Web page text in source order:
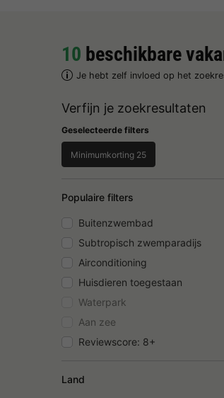
10 beschikbare
Je hebt zelf invloed op het
Verfijn je zoekresultaten
Geselecteerde filters
Minimumkorting 25
Populaire filters
Buitenzwembad
Subtropisch zwemparadijs
Airconditioning
Huisdieren toegestaan
Waterpark
Aan zee
Reviewscore: 8+
Land